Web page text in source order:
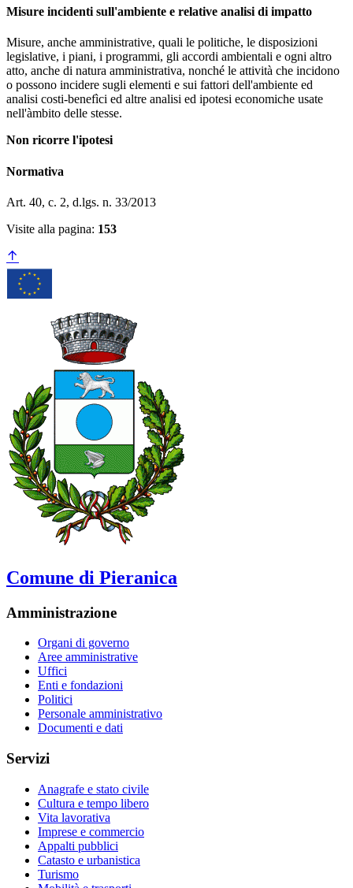
Misure incidenti sull'ambiente e relative analisi di impatto
Misure, anche amministrative, quali le politiche, le disposizioni
legislative, i piani, i programmi, gli accordi ambientali e ogni altro
atto, anche di natura amministrativa, nonché le attività che incidono
o possono incidere sugli elementi e sui fattori dell'ambiente ed
analisi costi-benefìci ed altre analisi ed ipotesi economiche usate
nell'àmbito delle stesse.
Non ricorre l'ipotesi
Normativa
Art. 40, c. 2, d.lgs. n. 33/2013
Visite alla pagina: 153
Comune di Pieranica
Amministrazione
Organi di governo
Aree amministrative
Uffici
Enti e fondazioni
Politici
Personale amministrativo
Documenti e dati
Servizi
Anagrafe e stato civile
Cultura e tempo libero
Vita lavorativa
Imprese e commercio
Appalti pubblici
Catasto e urbanistica
Turismo